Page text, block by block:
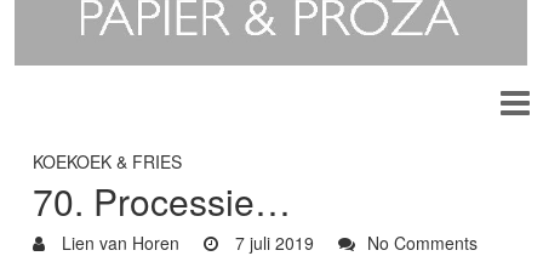
KOEKOEK & FRIES
70. Processie…
Lien van Horen 7 juli 2019
No Comments